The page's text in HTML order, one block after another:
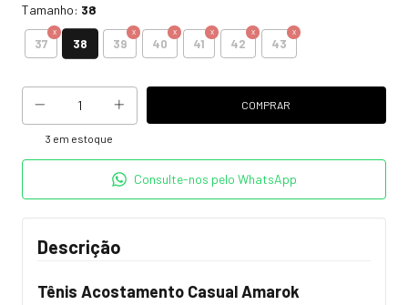
Tamanho: 38
37 38 39 40 41 42 43
3 em estoque
Consulte-nos pelo WhatsApp
Descrição
Tênis Acostamento Casual Amarok